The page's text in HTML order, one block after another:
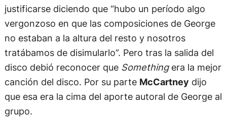
justificarse diciendo que “hubo un período algo
vergonzoso en que las composiciones de George
no estaban a la altura del resto y nosotros
tratábamos de disimularlo”. Pero tras la salida del
disco debió reconocer que Something era la mejor
canción del disco. Por su parte McCartney dijo
que esa era la cima del aporte autoral de George al
grupo.